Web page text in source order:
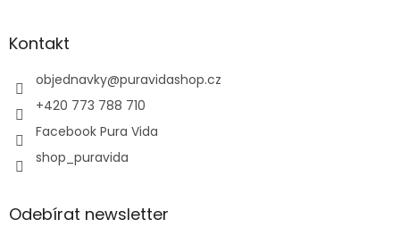
Kontakt
objednavky@puravidashop.cz
+420 773 788 710
Facebook Pura Vida
shop_puravida
Odebírat newsletter